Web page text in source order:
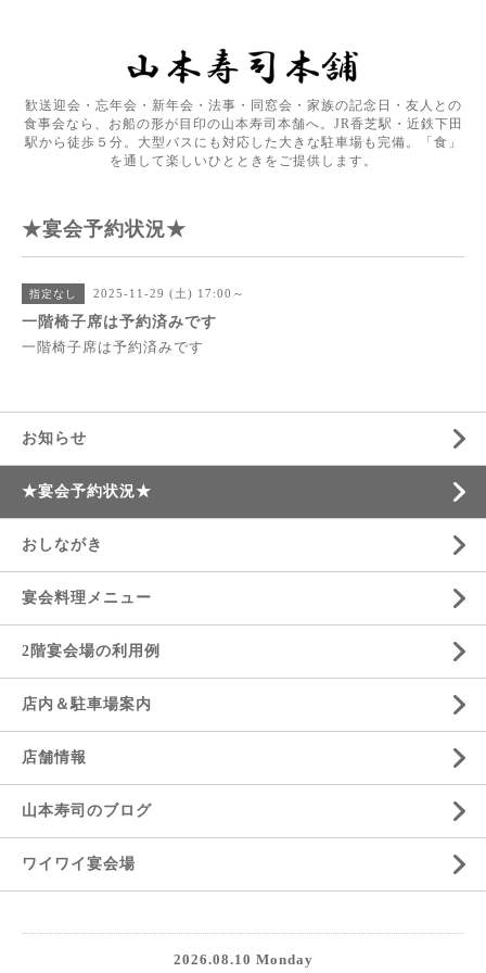
歓送迎会・忘年会・新年会・法事・同窓会・家族の記念日・友人との
食事会なら、お船の形が目印の山本寿司本舗へ。JR香芝駅・近鉄下田
駅から徒歩５分。大型バスにも対応した大きな駐車場も完備。「食」
を通して楽しいひとときをご提供します。
★宴会予約状況★
指定なし 2025-11-29 (土) 17:00～
一階椅子席は予約済みです
一階椅子席は予約済みです
お知らせ
★宴会予約状況★
おしながき
宴会料理メニュー
2階宴会場の利用例
店内＆駐車場案内
店舗情報
山本寿司のブログ
ワイワイ宴会場
2026.08.10 Monday